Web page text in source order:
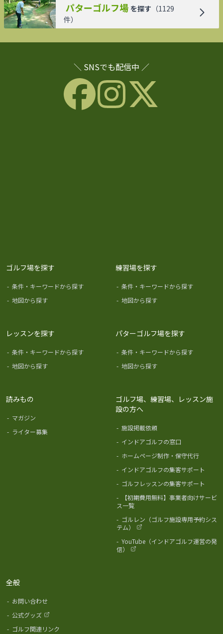
パターゴルフ場 を探す （1129
件）
＼ SNSでも配信中 ／
ゴルフ場を探す
- 条件・キーワードから探す
- 地図から探す
練習場を探す
- 条件・キーワードから探す
- 地図から探す
レッスンを探す
- 条件・キーワードから探す
- 地図から探す
パターゴルフ場を探す
- 条件・キーワードから探す
- 地図から探す
読みもの
- マガジン
- ライター募集
ゴルフ場、練習場、レッスン施
設の方へ
- 施設掲載依頼
- インドアゴルフの窓口
- ホームページ制作・保守代行
- インドアゴルフの集客サポート
- ゴルフレッスンの集客サポート
-
【初期費用無料】事業者向けサービ
ス一覧
- ゴルレン（ゴルフ施設専用予約シス
テム）
- YouTube（インドアゴルフ運営の発
信）
全般
- お問い合わせ
- 公式グッズ
- ゴルフ関連リンク